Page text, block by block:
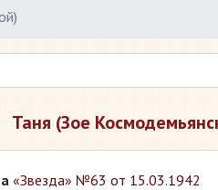
Таня (Зое
«Звезда» №63 от 15.03.1942